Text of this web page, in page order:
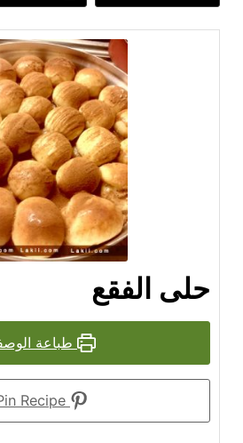
حلى الفقع
طباعة
Pin Recipe